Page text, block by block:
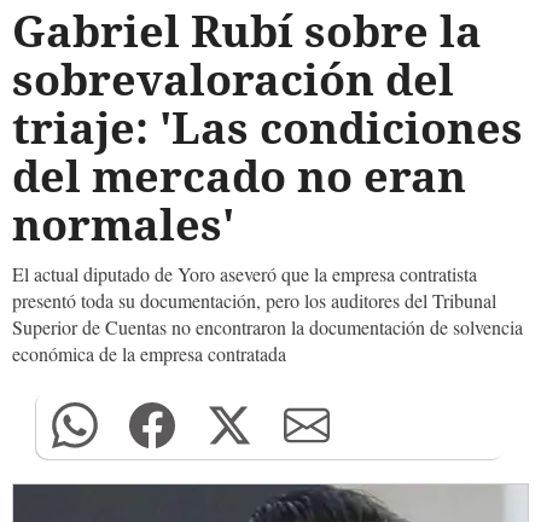
Gabriel Rubí sobre la
sobrevaloración del
triaje: 'Las condiciones
del mercado no eran
normales'
El actual diputado de Yoro aseveró que la empresa contratista
presentó toda su documentación, pero los auditores del Tribunal
Superior de Cuentas no encontraron la documentación de solvencia
económica de la empresa contratada